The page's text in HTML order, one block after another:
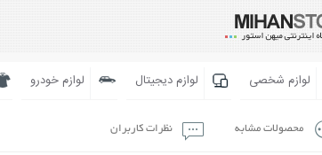
لوازم شخصی لوازم دیجیتال لوازم خودرو
محصولات مشابه نظرات کاربران